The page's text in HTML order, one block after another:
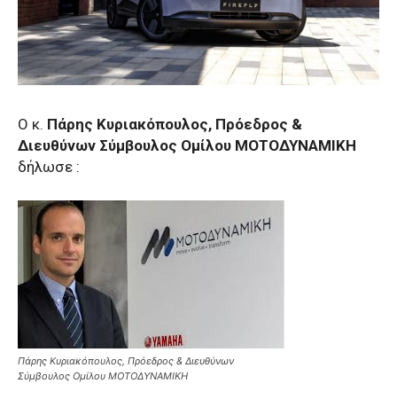
Ο κ. Πάρης Κυριακόπουλος, Πρόεδρος &
Διευθύνων Σύμβουλος Ομίλου ΜΟΤΟΔΥΝΑΜΙΚΗ
δήλωσε :
Πάρης Κυριακόπουλος, Πρόεδρος & Διευθύνων
Σύμβουλος Ομίλου ΜΟΤΟΔΥΝΑΜΙΚΗ